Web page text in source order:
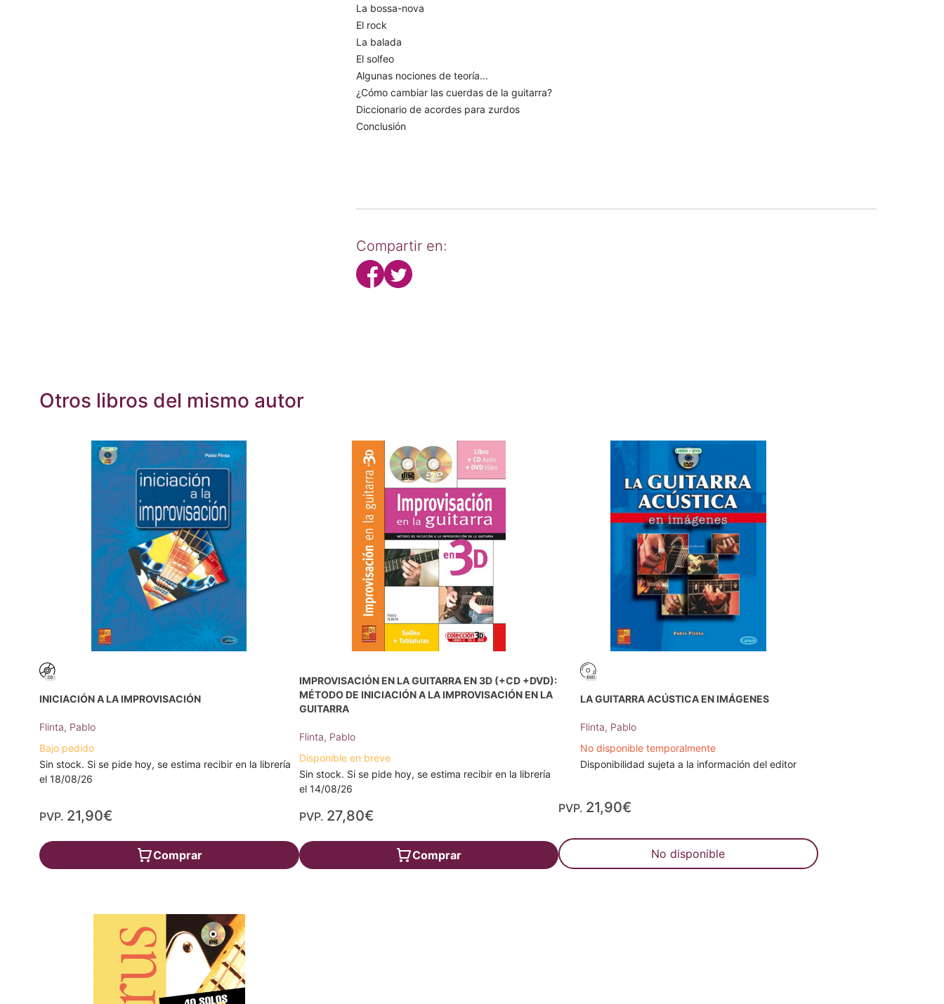
La bossa-nova
El rock
La balada
El solfeo
Algunas nociones de teoría...
¿Cómo cambiar las cuerdas de la guitarra?
Diccionario de acordes para zurdos
Conclusión
Compartir en:
Otros libros del mismo autor
INICIACIÓN A LA IMPROVISACIÓN
Flinta, Pablo
Bajo pedido
Sin stock. Si se pide hoy, se estima recibir en la librería
el 18/08/26
PVP. 21,90€
Comprar
IMPROVISACIÓN EN LA GUITARRA EN 3D (+CD +DVD):
MÉTODO DE INICIACIÓN A LA IMPROVISACIÓN EN LA
GUITARRA
Flinta, Pablo
Disponible en breve
Sin stock. Si se pide hoy, se estima recibir en la librería
el 14/08/26
PVP. 27,80€
Comprar
LA GUITARRA ACÚSTICA EN IMÁGENES
Flinta, Pablo
No disponible temporalmente
Disponibilidad sujeta a la información del editor
PVP. 21,90€
No disponible